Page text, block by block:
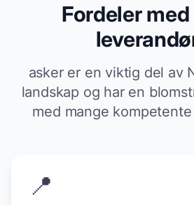
Fordeler
asker er en viktig del av
landskap og har en
med mange
📍